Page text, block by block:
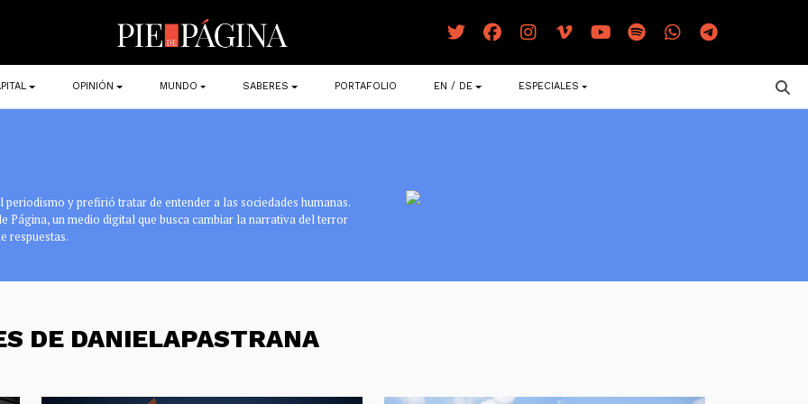
OPINIÓN MUNDO SABERES PORTAFOLIO EN / DE ESPECIALES
y prefirió tratar de entender a las sociedades humanas.
Página, un medio digital que busca cambiar la narrativa del terror
respuestas.
DE DANIELAPASTRANA